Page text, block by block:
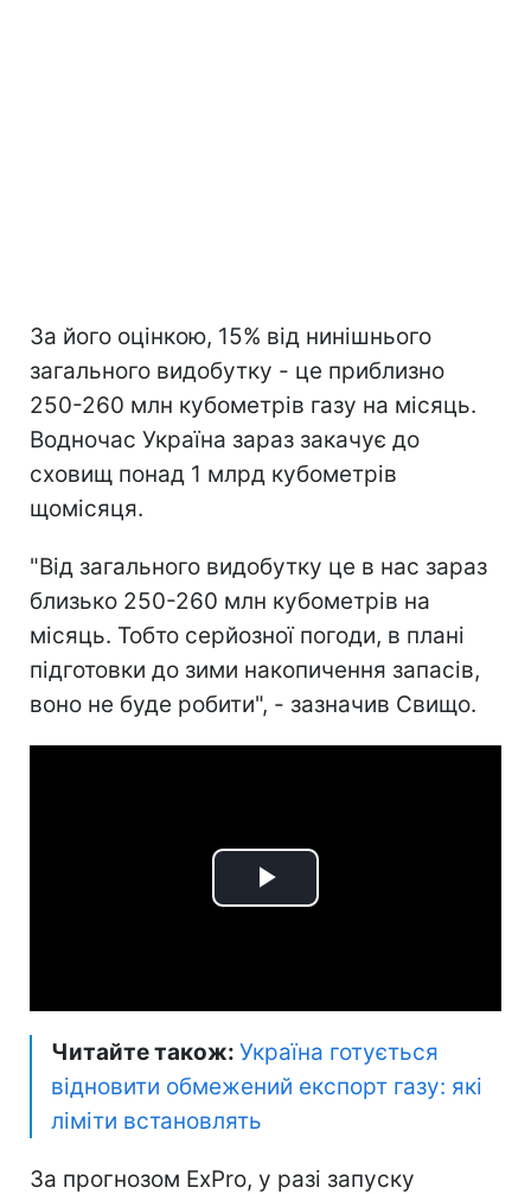
За його оцінкою, 15% від нинішнього
загального видобутку - це приблизно
250-260 млн кубометрів газу на місяць.
Водночас Україна зараз закачує до
сховищ понад 1 млрд кубометрів
щомісяця.
"Від загального видобутку це в нас зараз
близько 250-260 млн кубометрів на
місяць. Тобто серйозної погоди, в плані
підготовки до зими накопичення запасів,
воно не буде робити", - зазначив Свищо.
Play
Читайте також: Україна готується
відновити обмежений експорт газу: які
ліміти встановлять
За прогнозом ExPro, у разі запуску